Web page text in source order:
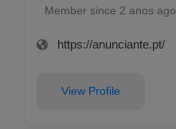
Member since 2 anos ago
https://anunciante.pt/
View Profile